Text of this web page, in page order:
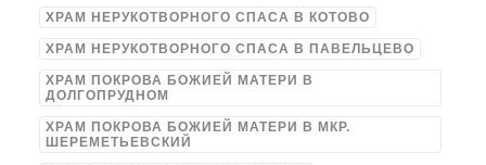
ХРАМ НЕРУКОТВОРНОГО СПАСА В КОТОВО
ХРАМ НЕРУКОТВОРНОГО СПАСА В ПАВЕЛЬЦЕВО
ХРАМ ПОКРОВА БОЖИЕЙ МАТЕРИ В
ДОЛГОПРУДНОМ
ХРАМ ПОКРОВА БОЖИЕЙ МАТЕРИ В МКР.
ШЕРЕМЕТЬЕВСКИЙ